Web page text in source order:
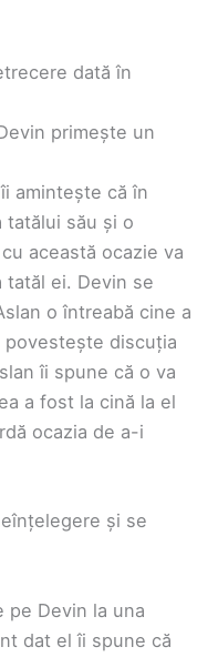
dată în
primește un
amintește că în
tatălui său și o
această ocazie va
tatăl ei. Devin se
o întreabă cine a
povestește discuția
îi spune că o va
a fost la cină la el
ocazia de a-i
și se
pe Devin la una
dat el îi spune că